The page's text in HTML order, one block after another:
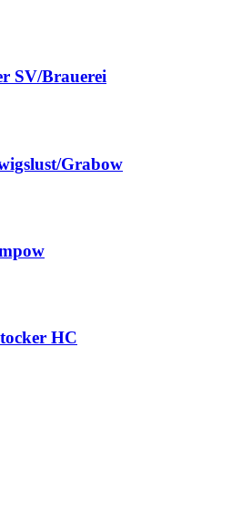
SV/Brauerei
Grabow
HC